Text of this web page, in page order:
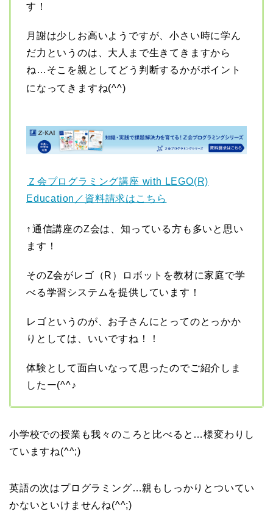
す！
月謝は少しお高いようですが、小さい時に学ん
だ力というのは、大人まで生きてきますから
ね…そこを親としてどう判断するかがポイント
になってきますね(^^)
Ｚ会プログラミング講座 with LEGO(R)
Education／資料請求はこちら
↑ 通信講座のZ会は、知っている方も多いと思い
ます！
そのZ会がレゴ（R）ロボットを教材に家庭で学
べる学習システムを提供しています！
レゴというのが、お子さんにとってのとっかか
りとしては、いいですね！！
体験として面白いなって思ったのでご紹介しま
したー(^^♪
小学校での授業も我々のころと比べると…様変わりし
ていますね(^^;)
英語の次はプログラミング…親もしっかりとついてい
かないといけませんね(^^;)